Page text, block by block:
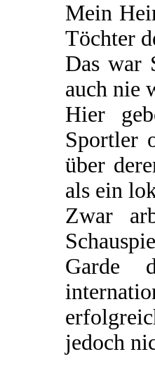
Mein
Töchter
Das war
auch nie
Hier
Sportler
über
als ein
Zwar
Garde
jedoch